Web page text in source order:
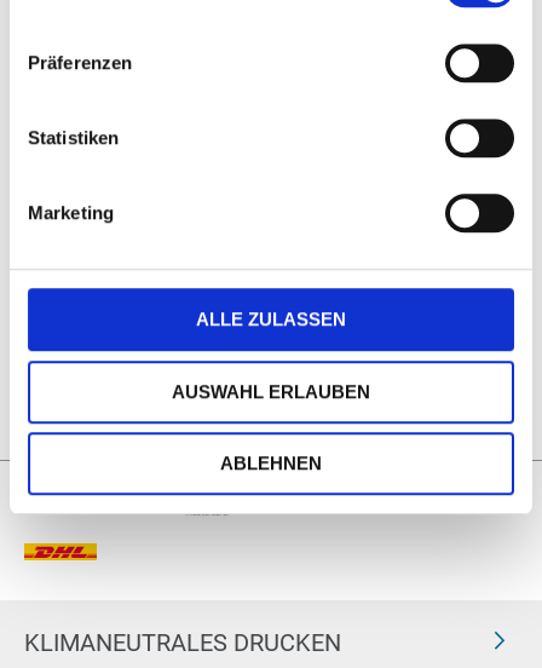
Präferenzen
Statistiken
Marketing
ALLE ZULASSEN
AUSWAHL ERLAUBEN
ABLEHNEN
einen Mini-Stollen (80 g). Es ist eine schöne Dankesgeste,
Maße: ca. 14 x 10 x 10 cm. Gewicht: ca. 170 g.
KLIMANEUTRALES DRUCKEN